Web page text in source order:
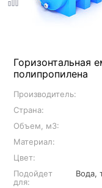
Горизонтальная
полипропилена
Производитель:
Страна:
Объем, м3:
Материал:
Цвет:
Подойдет
для:
Вода,